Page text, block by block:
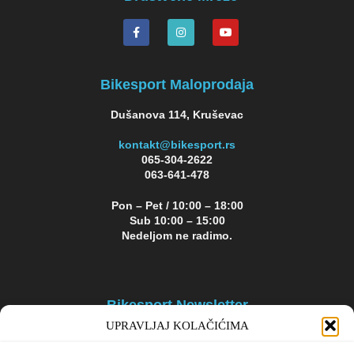
UPRAVLJAJ KOLAČIĆIMA
Bikesport Maloprodaja
Dušanova 114, Kruševac
kontakt@bikesport.rs
065-304-2622
063-641-478
Pon – Pet / 10:00 – 18:00
Sub 10:00 – 15:00
Nedeljom ne radimo.
Bikesport Newsletter